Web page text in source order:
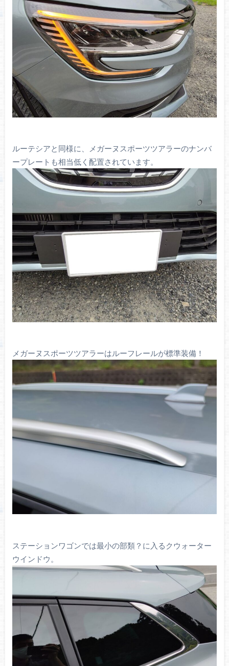
ルーテシアと同様に、メガーヌスポーツツアラーのナンバ
ープレートも相当低く配置されています。
メガーヌスポーツツアラーはルーフレールが標準装備！
ステーションワゴンでは最小の部類？に入るクウォーター
ウインドウ。